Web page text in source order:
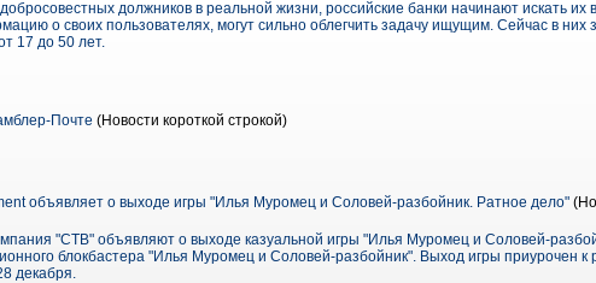
должников в реальной жизни, российские банки начинают искать
о своих пользователях, могут сильно облегчить задачу ищущим. Сейчас в них
17 до 50 лет.
Почте (Новости короткой строкой)
объявляет о выходе игры "Илья Муромец и Соловей-разбойник. Ратное дело"
"СТВ" объявляют о выходе казуальной игры "Илья Муромец и Соловей-
блокбастера "Илья Муромец и Соловей-разбойник". Выход игры приурочен к
декабря.